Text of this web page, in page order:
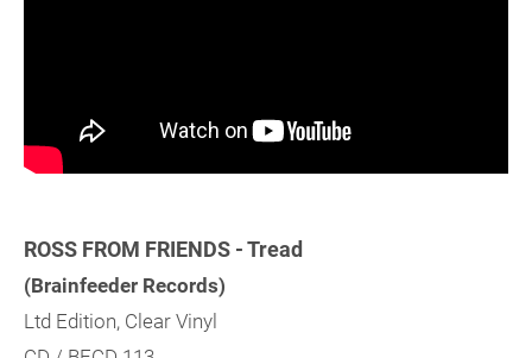
ROSS FROM FRIENDS - Tread
(Brainfeeder Records)
Ltd Edition, Clear Vinyl